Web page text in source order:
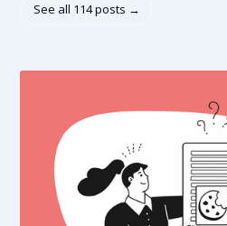
See all 114 posts →